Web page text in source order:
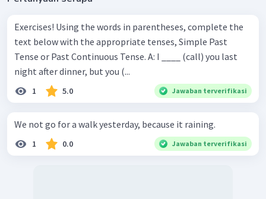
Exercises! Using the words in parentheses, complete the
text below with the appropriate tenses, Simple Past
Tense or Past Continuous Tense. A: I ____ (call) you last
night after dinner, but you (...
1 5.0 Jawaban terverifikasi
We not go for a walk yesterday, because it raining.
1 0.0 Jawaban terverifikasi